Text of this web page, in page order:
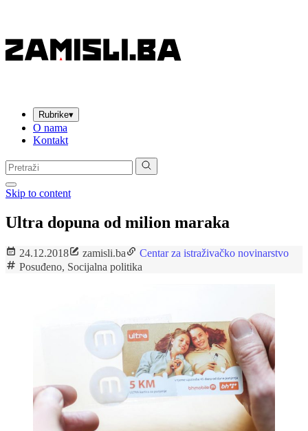
Rubrike▾
O nama
Kontakt
Pretraga:
Skip to content
Ultra dopuna od milion maraka
24.12.2018 zamisli.ba
Centar za istraživačko novinarstvo
Posuđeno, Socijalna politika